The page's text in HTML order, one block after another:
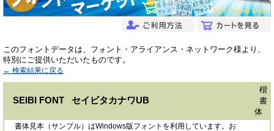
このフォントデータは、フォント・アライアンス・ネットワーク様より、
特別にご提供いただいたものです。
← 検索結果に戻る
SEIBI FONT セイビタカナワUB
楷
書
体
書体見本（サンプル）はWindows版フォントを利用しています。お